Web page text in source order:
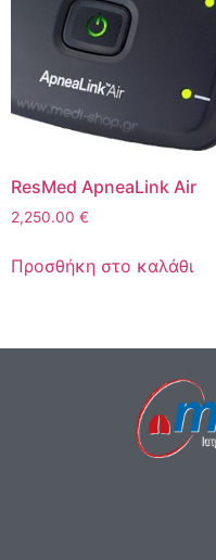
ResMed ApneaLink Air
2,250.00 €
Προσθήκη στο καλάθι